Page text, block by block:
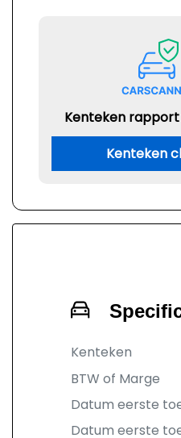
Kenteken
Kenteken
Kenteken
BTW of Marge
Datum eerste
Datum eerste